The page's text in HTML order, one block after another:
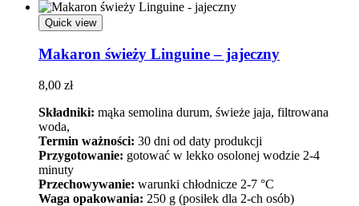
Quick view
Makaron świeży Linguine – jajeczny
8,00 zł
Składniki: mąka semolina durum, świeże jaja, filtrowana
woda,
Termin ważności: 30 dni od daty produkcji
Przygotowanie: gotować w lekko osolonej wodzie 2-4
minuty
Przechowywanie: warunki chłodnicze 2-7 °C
Waga opakowania: 250 g (posiłek dla 2-ch osób)